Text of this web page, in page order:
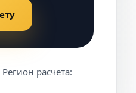
расчета: